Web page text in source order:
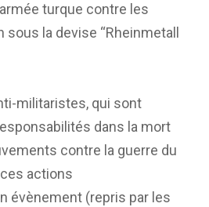
turque contre les
la devise “Rheinmetall
militaristes, qui sont
dans la mort
contre la guerre du
actions
évènement (repris par les